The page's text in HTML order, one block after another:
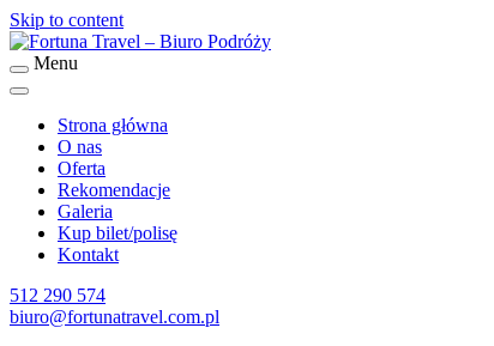
Skip to content
Menu
Strona główna
O nas
Oferta
Rekomendacje
Galeria
Kup bilet/polisę
Kontakt
512 290 574
biuro@fortunatravel.com.pl